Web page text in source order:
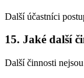
Další účastníci
15. Jaké další
Další činnosti